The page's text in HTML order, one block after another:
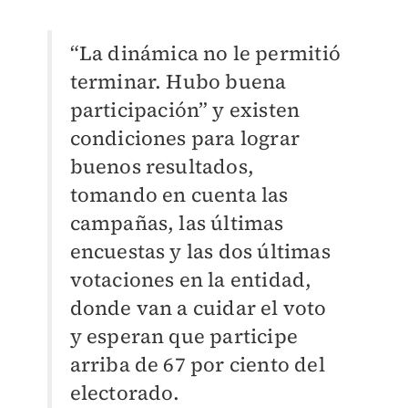
“La dinámica no le permitió
terminar. Hubo buena
participación” y existen
condiciones para lograr
buenos resultados,
tomando en cuenta las
campañas, las últimas
encuestas y las dos últimas
votaciones en la entidad,
donde van a cuidar el voto
y esperan que participe
arriba de 67 por ciento del
electorado.